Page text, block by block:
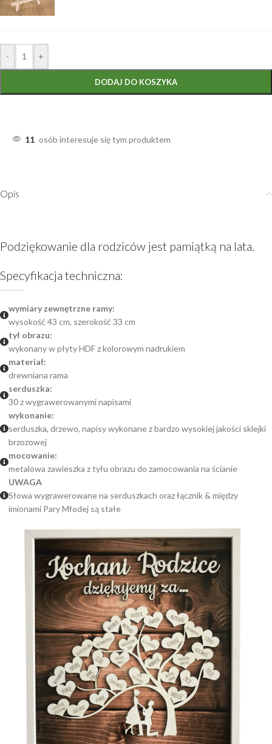
- +
DODAJ DO KOSZYKA
11 osób interesuje się tym produktem
Opis
Podziękowanie dla rodziców jest pamiątką na lata.
Specyfikacja techniczna:
wymiary zewnętrzne ramy:
wysokość 43 cm, szerokość 33 cm
tył obrazu:
wykonany w płyty HDF z kolorowym nadrukiem
materiał:
drewniana rama
serduszka:
30 z wygrawerowanymi napisami
wykonanie:
serduszka, drzewo, napisy wykonane z bardzo wysokiej jakości sklejki
brzozowej
mocowanie:
metalowa zawieszka z tyłu obrazu do zamocowania na ścianie
UWAGA
Słowa wygrawerowane na serduszkach oraz łącznik & między
imionami Pary Młodej są stałe